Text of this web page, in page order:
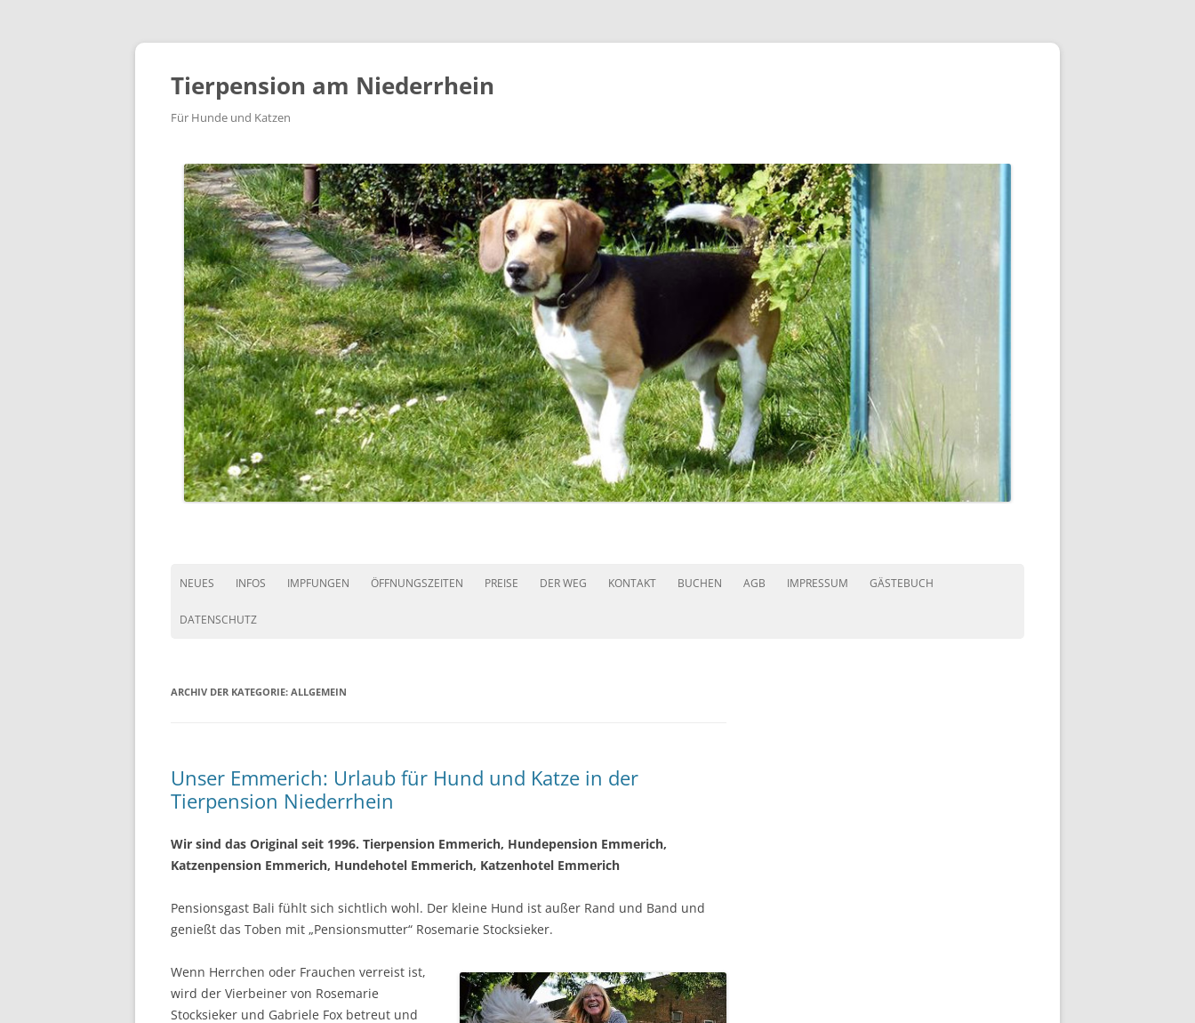
Tierpension am Niederrhein
Für Hunde und Katzen
Inhalt
NEUES INFOS IMPFUNGEN ÖFFNUNGSZEITEN PREISE DER WEG KONTAKT BUCHEN AGB IMPRESSUM GÄSTEBUCH
DATENSCHUTZ
ARCHIV DER KATEGORIE: ALLGEMEIN
Unser Emmerich: Urlaub für Hund und Katze in der
Tierpension Niederrhein
Wir sind das Original seit 1996. Tierpension Emmerich, Hundepension Emmerich,
Katzenpension Emmerich, Hundehotel Emmerich, Katzenhotel Emmerich
Pensionsgast Bali fühlt sich sichtlich wohl. Der kleine Hund ist außer Rand und Band und
genießt das Toben mit „Pensionsmutter“ Rosemarie Stocksieker.
Wenn Herrchen oder Frauchen verreist ist,
wird der Vierbeiner von Rosemarie
Stocksieker und Gabriele Fox betreut und